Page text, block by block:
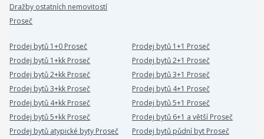
Dražby ostatních nemovitostí
Proseč
Prodej bytů 1+0 Proseč
Prodej bytů 1+1 Proseč
Prodej bytů 1+kk Proseč
Prodej bytů 2+1 Proseč
Prodej bytů 2+kk Proseč
Prodej bytů 3+1 Proseč
Prodej bytů 3+kk Proseč
Prodej bytů 4+1 Proseč
Prodej bytů 4+kk Proseč
Prodej bytů 5+1 Proseč
Prodej bytů 5+kk Proseč
Prodej bytů 6+1 a větší Proseč
Prodej bytů atypické byty Proseč
Prodej bytů půdní byt Proseč